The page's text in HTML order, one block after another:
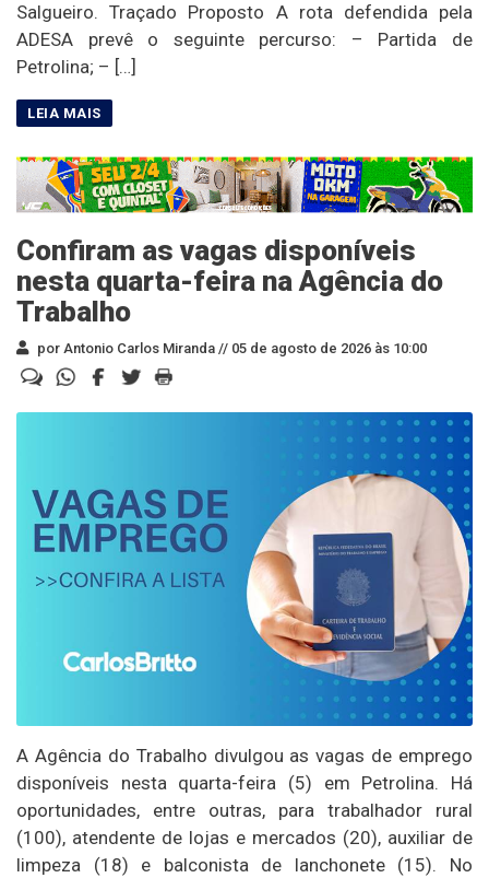
Salgueiro. Traçado Proposto A rota defendida pela
ADESA prevê o seguinte percurso: – Partida de
Petrolina; – […]
Confiram as vagas disponíveis
nesta quarta-feira na Agência do
Trabalho
por Antonio Carlos Miranda // 05 de agosto de 2026 às 10:00
A Agência do Trabalho divulgou as vagas de emprego
disponíveis nesta quarta-feira (5) em Petrolina. Há
oportunidades, entre outras, para trabalhador rural
(100), atendente de lojas e mercados (20), auxiliar de
limpeza (18) e balconista de lanchonete (15). No